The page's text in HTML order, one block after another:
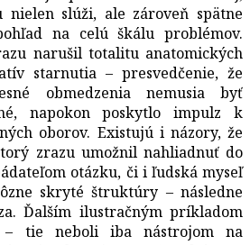
nielen slúži, ale zároveň spätne
na celú škálu problémov.
narušil totalitu anatomických
starnutia – presvedčenie, že
obmedzenia nemusia byť
napokon poskytlo impulz k
oborov. Existujú i názory, že
zrazu umožnil nahliadnuť do
otázku, či i ľudská myseľ
skryté štruktúry – následne
Ďalším ilustračným príkladom
tie neboli iba nástrojom na